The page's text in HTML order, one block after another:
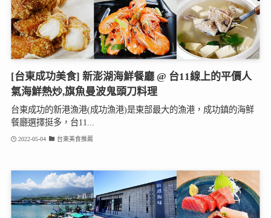
[台東成功美食] 新澎湖海鮮餐廳 @ 台11線上的平價人
氣海鮮熱炒,旗魚曼波鬼頭刀料理
台東成功的新港漁港(成功漁港)是東部最大的漁港，成功鎮的海鮮
餐廳選擇挺多，台11...
2022-05-04 台東美食推薦